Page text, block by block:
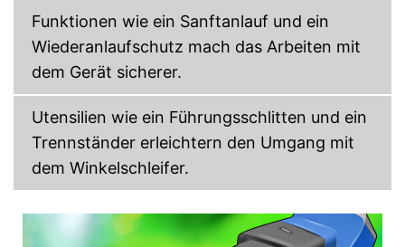
Funktionen wie ein Sanftanlauf und ein
Wiederanlaufschutz mach das Arbeiten mit
dem Gerät sicherer.
Utensilien wie ein Führungsschlitten und ein
Trennständer erleichtern den Umgang mit
dem Winkelschleifer.